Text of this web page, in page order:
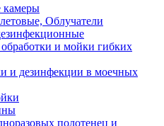
камеры
Облучатели
и мойки гибких
и дезинфекции в моечных
полотенец и